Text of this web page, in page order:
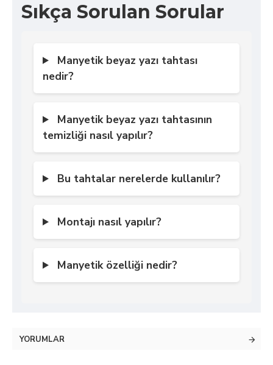
Sıkça Sorulan Sorular
Manyetik beyaz yazı tahtası
nedir?
Manyetik beyaz yazı tahtasının
temizliği nasıl yapılır?
Bu tahtalar nerelerde kullanılır?
Montajı nasıl yapılır?
Manyetik özelliği nedir?
YORUMLAR